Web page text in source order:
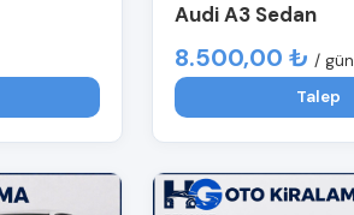
Audi A3 Sedan
8.500,00 ₺ / gün
Talep